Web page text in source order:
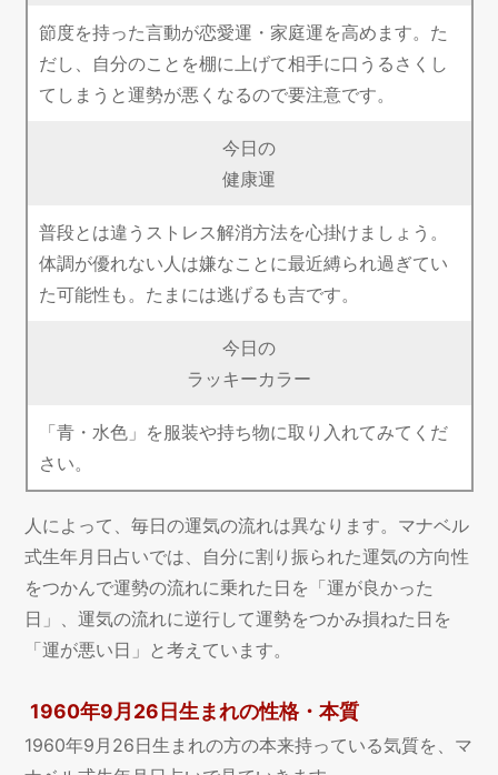
節度を持った言動が恋愛運・家庭運を高めます。た
だし、自分のことを棚に上げて相手に口うるさくし
てしまうと運勢が悪くなるので要注意です。
今日の
健康運
普段とは違うストレス解消方法を心掛けましょう。
体調が優れない人は嫌なことに最近縛られ過ぎてい
た可能性も。たまには逃げるも吉です。
今日の
ラッキーカラー
「青・水色」を服装や持ち物に取り入れてみてくだ
さい。
人によって、毎日の運気の流れは異なります。マナベル
式生年月日占いでは、自分に割り振られた運気の方向性
をつかんで運勢の流れに乗れた日を「運が良かった
日」、運気の流れに逆行して運勢をつかみ損ねた日を
「運が悪い日」と考えています。
1960年9月26日生まれの性格・本質
1960年9月26日生まれの方の本来持っている気質を、マ